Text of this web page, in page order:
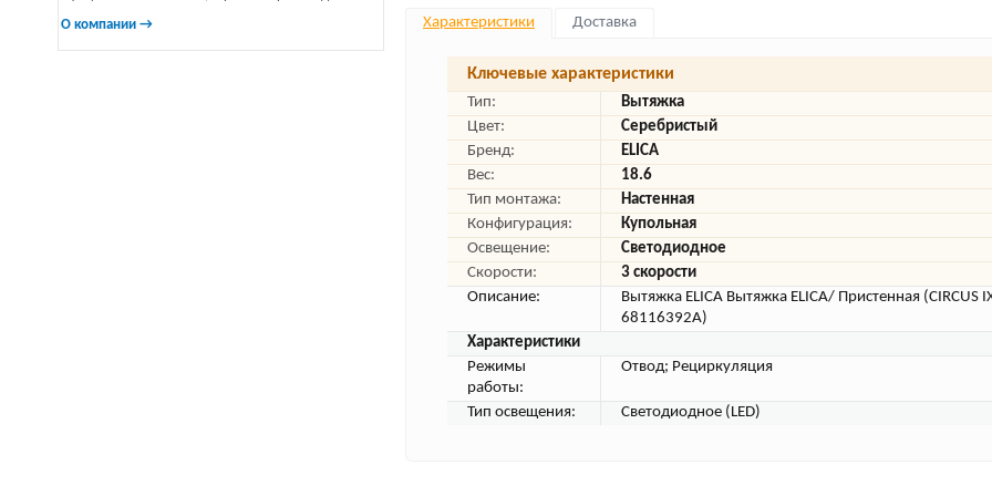
О компании → Характеристики Доставка
Ключевые характеристики
Тип:
Вытяжка
Цвет:
Серебристый
Бренд:
ELICA
Вес:
18.6
Тип монтажа:
Настенная
Конфигурация:
Купольная
Освещение:
Светодиодное
Скорости:
3 скорости
Описание:
Вытяжка ELICA Вытяжка ELICA/ Пристенная (CIRCUS
68116392A)
Характеристики
Режимы
работы:
Отвод; Рециркуляция
Тип освещения: Светодиодное (LED)